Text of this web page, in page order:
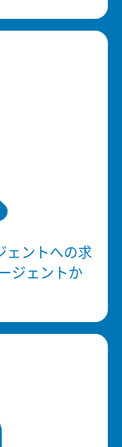
ェントへの求
ジェントか